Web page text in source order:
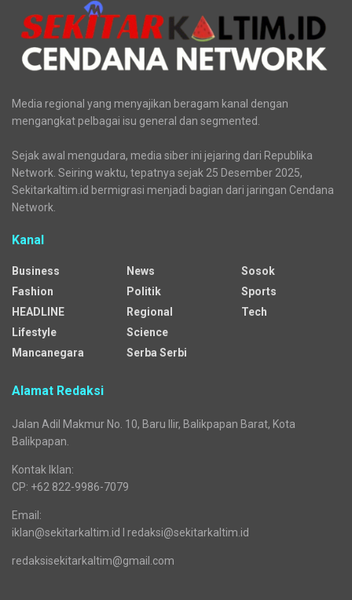
Media regional yang menyajikan beragam kanal dengan
mengangkat pelbagai isu general dan segmented.
Sejak awal mengudara, media siber ini jejaring dari Republika
Network. Seiring waktu, tepatnya sejak 25 Desember 2025,
Sekitarkaltim.id bermigrasi menjadi bagian dari jaringan Cendana
Network.
Kanal
Business
Fashion
HEADLINE
Lifestyle
Mancanegara
News
Politik
Regional
Science
Serba Serbi
Sosok
Sports
Tech
Alamat Redaksi
Jalan Adil Makmur No. 10, Baru Ilir, Balikpapan Barat, Kota
Balikpapan.
Kontak Iklan:
CP: +62 822-9986-7079
Email:
iklan@sekitarkaltim.id I redaksi@sekitarkaltim.id
redaksisekitarkaltim@gmail.com